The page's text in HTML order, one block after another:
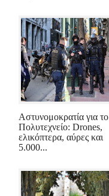
Αστυνομοκρατία για το
Πολυτεχνείο: Drones,
ελικόπτερα, αύρες και
5.000...